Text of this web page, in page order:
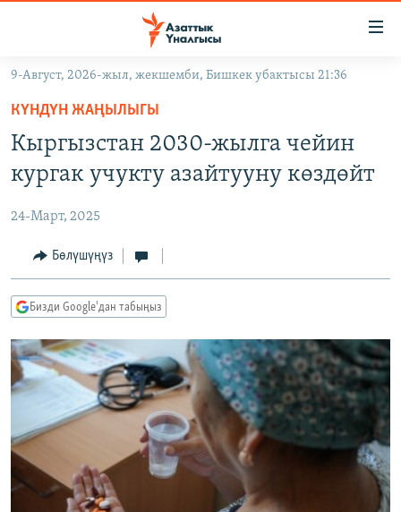
Навигацияга
өтүңүз
Издөөгө
салыңызКЫРГЫЗСТАН
ЭКОНОМИКА
МАДАНИЯТ
ДҮЙНӨ
БОРБОР АЗИЯ
УКРАИНА
АТАЙЫН ИЛИКТӨӨ
ТВ ПРОГРАММАЛАР
ЭКСПЕРТТЕР ТАЛДАЙТ
БИЗ ЖАНА ДҮЙНӨ
ДАНИСТЕ
ЭЖЕ-СИҢДИЛЕР
ЫҢГАЙСЫЗ СУРООЛОР
ӨЗГӨЧӨ ПИКИР
Русский
ОНЛАЙН ШЕРИНЕ
9-Август, 2026-жыл, жекшемби, Бишкек убактысы 21:36
КҮНДҮН ЖАҢЫЛЫГЫ
Кыргызстан 2030-жылга чейин
кургак учукту азайтууну көздөйт
24-Март, 2025
Бөлүшүңүз
Бизди Google'дан табыңыз